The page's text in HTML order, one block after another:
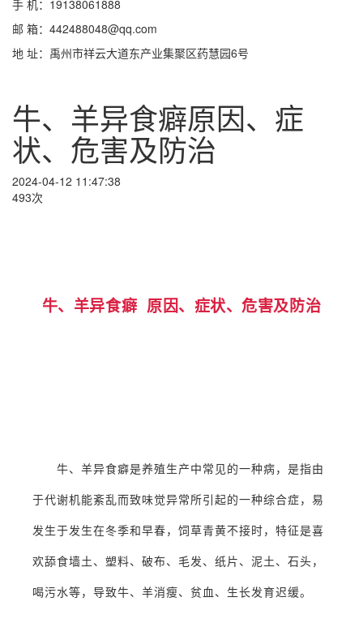
手 机：19138061888
邮 箱：442488048@qq.com
地 址：禹州市祥云大道东产业集聚区药慧园6号
牛、羊异食癖原因、症
状、危害及防治
2024-04-12 11:47:38
493次
牛、 羊异食癖 原因、症状、危害及防治
牛、羊异食癖是养殖生产中常见的一种病，是指由
于代谢机能紊乱而致味觉异常所引起的一种综合症，易
发生于发生在冬季和早春，饲草青黄不接时，特征是喜
欢舔食墙土、塑料、破布、毛发、纸片、泥土、石头，
喝污水等，导致牛、羊消瘦、贫血、生长发育迟缓。